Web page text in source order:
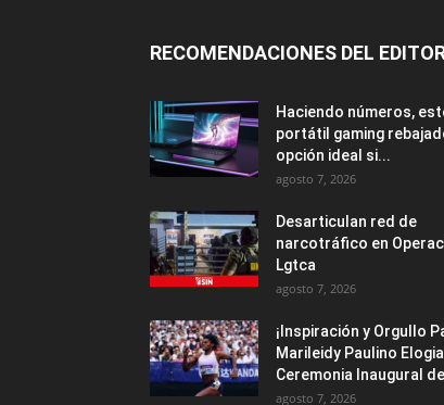
RECOMENDACIONES DEL
Haciendo números,
portátil gaming
opción ideal si...
agosto 7, 2026
Desarticulan red de
narcotráfico en
Lgtca
agosto 7, 2026
¡Inspiración y Orgullo
Marileidy Paulino
Ceremonia Inaugural
agosto 7, 2026